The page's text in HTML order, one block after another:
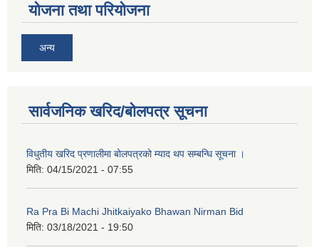
योजना तथा परियोजना
अन्य
सार्वजनिक खरिद/बोलपत्र सूचना
विधुतीय खरिद प्रणालीमा बोलपत्रको म्याद थप सम्बन्धि सूचना ।
मिति: 04/15/2021 - 07:55
Ra Pra Bi Machi Jhitkaiyako Bhawan Nirman Bid
मिति: 03/18/2021 - 19:50